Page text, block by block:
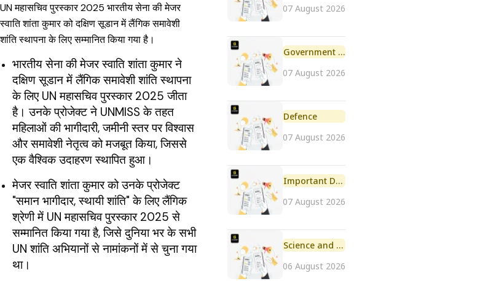
UN महासचिव पुरस्कार 2025 भारतीय सेना की मेजर
स्वाति शांता कुमार को दक्षिण सूडान में लैंगिक समावेशी
शांति स्थापना के लिए सम्मानित किया गया है।
भारतीय सेना की मेजर स्वाति शांता कुमार ने
दक्षिण सूडान में लैंगिक समावेशी शांति स्थापना
के लिए UN महासचिव पुरस्कार 2025 जीता
है। उनके प्रोजेक्ट ने UNMISS के तहत
महिलाओं की भागीदारी, जमीनी स्तर पर विश्वास
और समावेशी नेतृत्व को मजबूत किया, जिससे
एक वैश्विक उदाहरण स्थापित हुआ।
मेजर स्वाति शांता कुमार को उनके प्रोजेक्ट
"समान भागीदार, स्थायी शांति" के लिए लैंगिक
श्रेणी में UN महासचिव पुरस्कार 2025 से
सम्मानित किया गया है, जिसे दुनिया भर के सभी
UN शांति अभियानों से नामांकनों में से चुना गया
था।
07 August 2026
Government Scheme
07 August 2026
Defence
07 August 2026
Important Day
07 August 2026
Science and Technology
06 August 2026